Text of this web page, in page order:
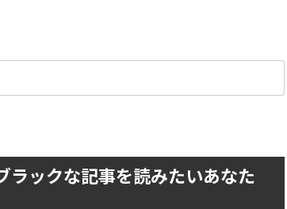
ラックな記事を読みたいあなた